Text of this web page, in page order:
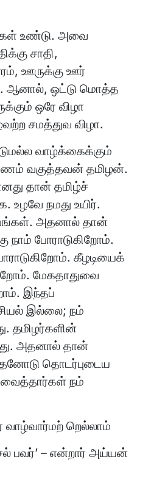
உண்டு. அவை
சாதி,
ஊருக்கு ஊர்
ஆனால், ஒட்டு மொத்த
ஒரே விழா
சமத்துவ விழா.
வாழ்க்கைக்கும்
வகுத்தவன் தமிழன்.
தான் தமிழ்ச்
உழவே நமது உயிர்.
அதனால் தான்
போராடுகிறோம்.
கீழடியைக்
மேகதாதுவை
இந்தப்
இல்லை; நம்
தமிழர்களின்
அதனால் தான்
தொடர்புடைய
வைத்தார்கள் நம்
வாழ்வார்மற் றெல்லாம்
பவர்’ – என்றார் அய்யன்